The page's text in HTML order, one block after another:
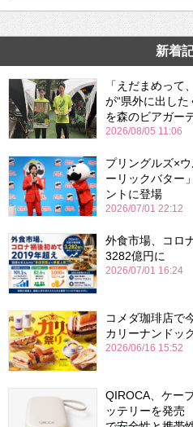
新着
「えだまめって
が“県外に出し
を森のビアガー
2026/08/05 11:06
プリングルズ×
ーリックバター
ントに登場
2026/07/01 22:12
外食市場、コロ
3282億円に
2026/07/01 16:24
コメダ珈琲店で
カリーナンドッ
2026/06/16 15:52
QIROCA、ケー
ッテリーを発売